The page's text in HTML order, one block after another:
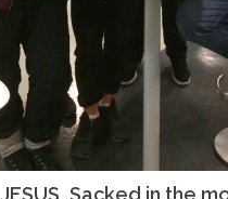
JESUS_Sacked in the